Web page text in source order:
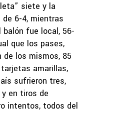
siete y la
6-4, mientras
balón fue local, 56-
que los pases,
de los mismos, 85
amarillas,
sufrieron tres,
en tiros de
intentos, todos del